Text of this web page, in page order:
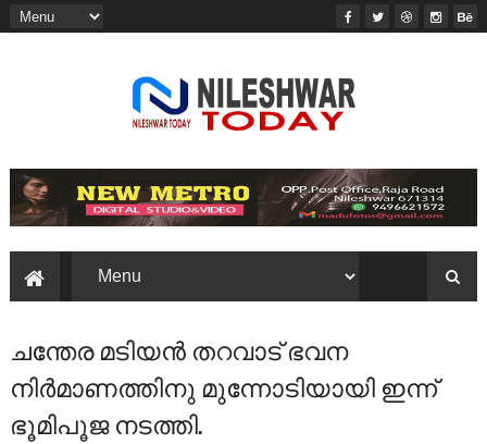
ചന്തേര മടിയൻ തറവാട് ഭവന
നിർമാണത്തിനു മുന്നോടിയായി ഇന്ന്
ഭൂമിപൂജ നടത്തി.